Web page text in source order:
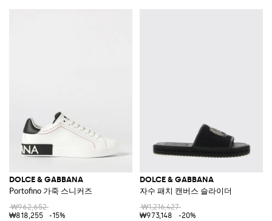
DOLCE & GABBANA
Portofino 가죽 스니커즈
₩962,652
₩818,255
-15%
DOLCE & GABBANA
자수 패치 캔버스 슬라이더
₩1,216,427
₩973,148
-20%